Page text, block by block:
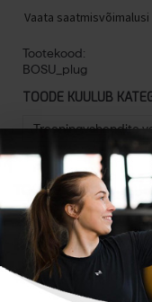
Vaata saatmisvõimalusi
Tootekood:
BOSU_plug
TOODE KUULUB
Treeningvahendite
TOOTEINFO
Bosu õhunupp
Bosu Balance